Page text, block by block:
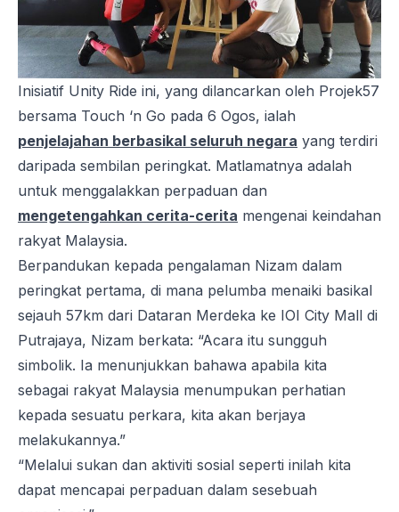
Inisiatif Unity Ride ini, yang dilancarkan oleh Projek57
bersama Touch ‘n Go pada 6 Ogos, ialah
penjelajahan berbasikal seluruh negara yang terdiri
daripada sembilan peringkat. Matlamatnya adalah
untuk menggalakkan perpaduan dan
mengetengahkan cerita-cerita mengenai keindahan
rakyat Malaysia.
Berpandukan kepada pengalaman Nizam dalam
peringkat pertama, di mana pelumba menaiki basikal
sejauh 57km dari Dataran Merdeka ke IOI City Mall di
Putrajaya, Nizam berkata: “Acara itu sungguh
simbolik. Ia menunjukkan bahawa apabila kita
sebagai rakyat Malaysia menumpukan perhatian
kepada sesuatu perkara, kita akan berjaya
melakukannya.”
“Melalui sukan dan aktiviti sosial seperti inilah kita
dapat mencapai perpaduan dalam sesebuah